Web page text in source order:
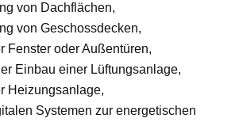
von Dachflächen,
von Geschossdecken,
Fenster oder Außentüren,
Einbau einer Lüftungsanlage,
Heizungsanlage,
Systemen zur energetischen